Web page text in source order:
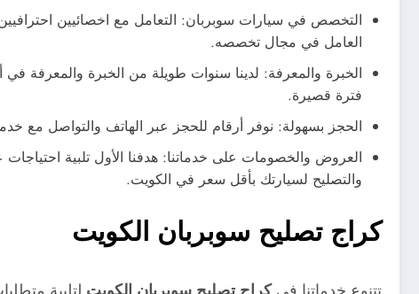
التخصص في سيارات سوبربان: التعامل مع اخصائيين
العامل في مجال تخصصه.
الخبرة والمعرفة: لدينا سنوات طويلة من الخبرة والمعرفة
فترة قصيرة.
الحجز بسهولة: نوفر أرقام للحجز عبر الهاتف والتواصل مع
العروض والخصومات على خدماتنا: هدفنا الأول تلبية
والتصليح لسيارتك بأقل سعر في الكويت.
كراج تصليح سوبربان الكويت